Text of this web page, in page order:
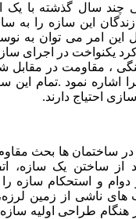
چند سال گذشته با یک
این سازه را به
این امر می توان به
یکنواخت در اجرای
، مقاومت در مقابل
اشاره نمود .تمام این
احتیاج دارند.
در ساختمان ها بحث
از ساختن یک سازه،
و استحکام سازه
های ناشی از زمین
هنگام طراحی اولیه